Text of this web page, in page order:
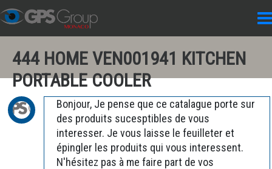
444 HOME VEN001941 KITCHEN
PORTABLE COOLER
Bonjour, Je pense que ce catalague porte sur
des produits sucesptibles de vous
interesser. Je vous laisse le feuilleter et
épingler les produits qui vous interessent.
N'hésitez pas à me faire part de vos